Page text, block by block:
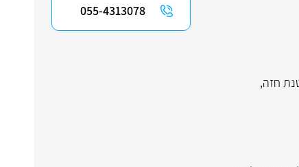
חזה,
055-4313078